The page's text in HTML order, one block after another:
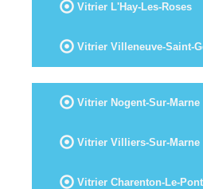
Vitrier L'Hay-Les-Roses
Vitrier Villeneuve-Saint-
Vitrier Nogent-Sur-Marne
Vitrier Villiers-Sur-Marne
Vitrier Charenton-Le-Pont